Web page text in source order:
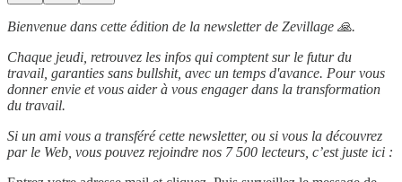
Bienvenue dans cette édition de la newsletter de Zevillage 🙏.
Chaque jeudi, retrouvez les infos qui comptent sur le futur du
travail, garanties sans bullshit, avec un temps d'avance. Pour vous
donner envie et vous aider à vous engager dans la transformation
du travail.
Si un ami vous a transféré cette newsletter, ou si vous la découvrez
par le Web, vous pouvez rejoindre nos 7 500 lecteurs, c’est juste ici :